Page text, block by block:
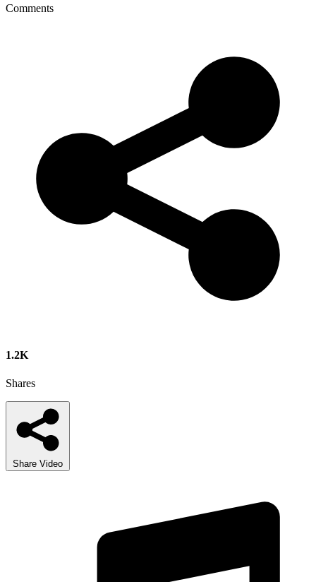
Comments
1.2K
Shares
Share Video